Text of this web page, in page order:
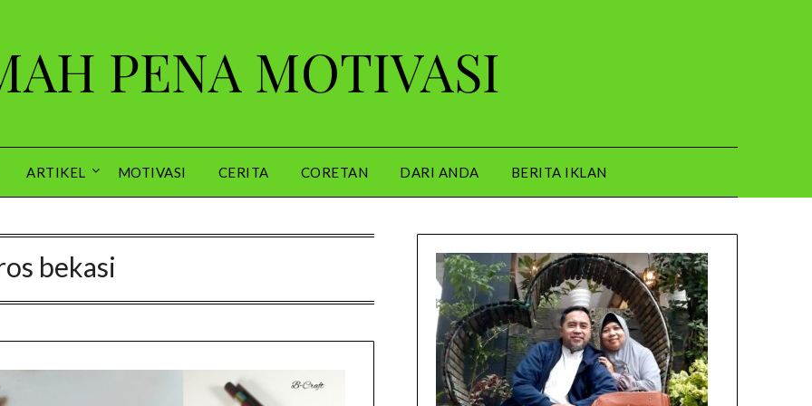
PENA MOTIVASI
ARTIKEL MOTIVASI CERITA CORETAN DARI ANDA BERITA IKLAN
bekasi